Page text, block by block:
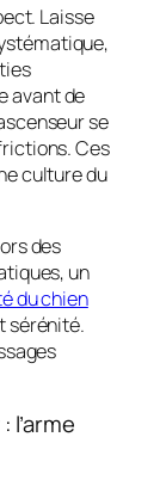
Laisse
avant de
se
Ces
culture du
des
un
du chien
sérénité.